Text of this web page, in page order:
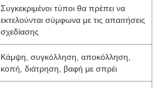
Συγκεκριμένοι τύποι θα πρέπει να
εκτελούνται σύμφωνα με τις απαιτήσεις
σχεδίασης
Κάμψη, συγκόλληση, αποκόλληση,
κοπή, διάτρηση, βαφή με σπρέι